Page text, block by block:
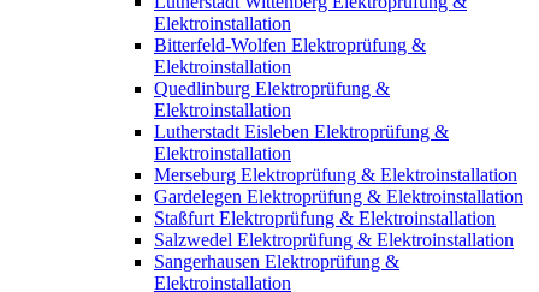
Elektroinstallation
Bitterfeld-Wolfen Elektroprüfung &
Elektroinstallation
Quedlinburg Elektroprüfung &
Elektroinstallation
Lutherstadt Eisleben Elektroprüfung &
Elektroinstallation
Merseburg Elektroprüfung & Elektroinstallation
Gardelegen Elektroprüfung & Elektroinstallation
Staßfurt Elektroprüfung & Elektroinstallation
Salzwedel Elektroprüfung & Elektroinstallation
Sangerhausen Elektroprüfung &
Elektroinstallation